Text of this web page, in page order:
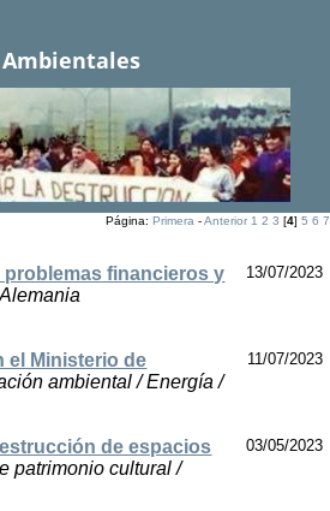
Página: Primera-Anterior 1 2 3 [4] 5 6 7
problemas financieros y
13/07/2023
el Ministerio de
ambiental / Energía /
11/07/2023
de espacios
patrimonio cultural /
03/05/2023